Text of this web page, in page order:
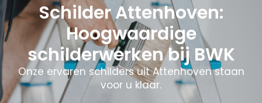
Schilder Attenhoven:
Hoogwaardige
schilderwerken bij BWK
Onze ervaren schilders uit Attenhoven staan
voor u klaar.